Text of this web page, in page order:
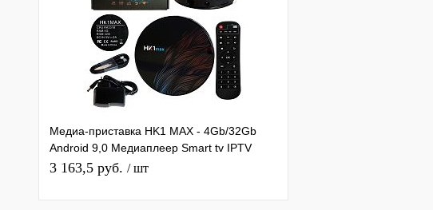
Медиа-приставка HK1 MAX - 4Gb/32Gb
Android 9,0 Медиаплеер Smart tv IPTV
OTT приставка 4K HD H.265
3 163,5 руб. / шт